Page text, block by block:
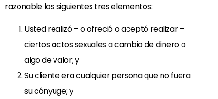
razonable los siguientes tres elementos:
Usted realizó – o ofreció o aceptó realizar –
ciertos actos sexuales a cambio de dinero o
algo de valor; y
Su cliente era cualquier persona que no fuera
su cónyuge; y